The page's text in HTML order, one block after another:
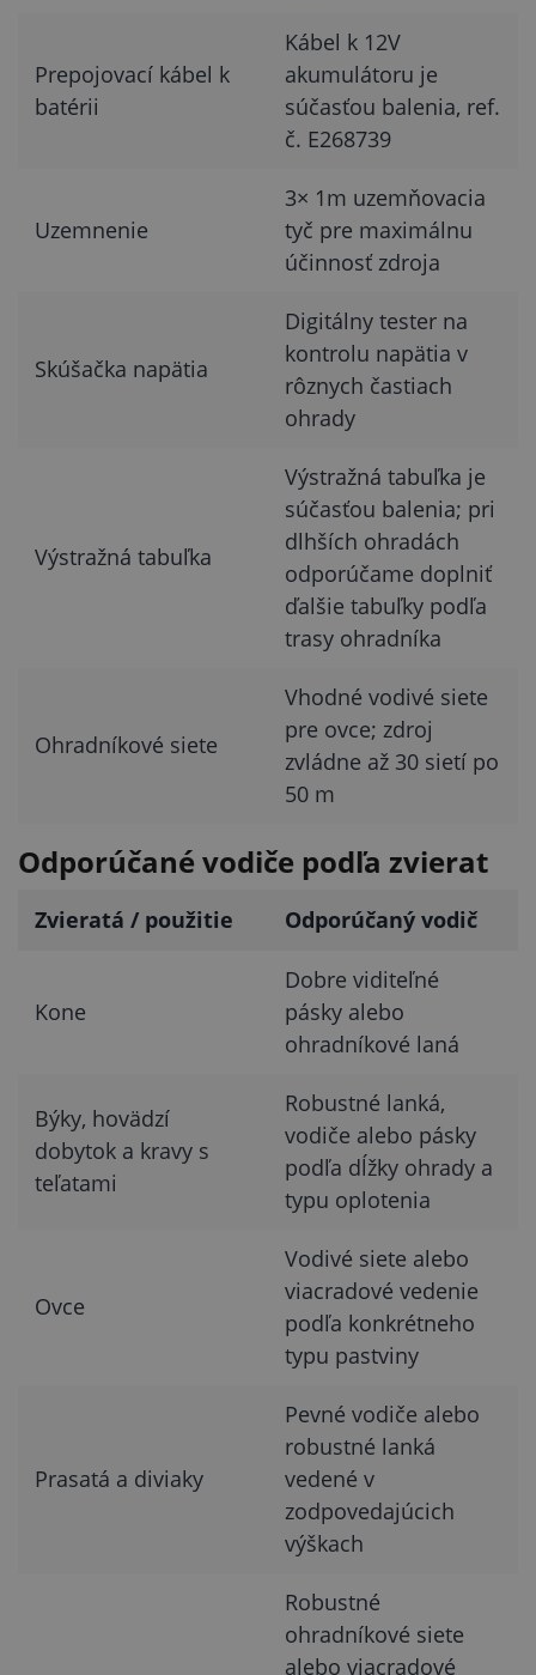
Prepojovací kábel k
batérii
Kábel k 12V
akumulátoru je
súčasťou balenia, ref.
č. E268739
Uzemnenie
3× 1m uzemňovacia
tyč pre maximálnu
účinnosť zdroja
Skúšačka napätia
Digitálny tester na
kontrolu napätia v
rôznych častiach
ohrady
Výstražná tabuľka
Výstražná tabuľka je
súčasťou balenia; pri
dlhších ohradách
odporúčame doplniť
ďalšie tabuľky podľa
trasy ohradníka
Ohradníkové siete
Vhodné vodivé siete
pre ovce; zdroj
zvládne až 30 sietí po
50 m
Odporúčané vodiče podľa zvierat
Zvieratá / použitie Odporúčaný vodič
Kone
Dobre viditeľné
pásky alebo
ohradníkové laná
Býky, hovädzí
dobytok a kravy s
teľatami
Robustné lanká,
vodiče alebo pásky
podľa dĺžky ohrady a
typu oplotenia
Ovce
Vodivé siete alebo
viacradové vedenie
podľa konkrétneho
typu pastviny
Prasatá a diviaky
Pevné vodiče alebo
robustné lanká
vedené v
zodpovedajúcich
výškach
Robustné
ohradníkové siete
alebo viacradové